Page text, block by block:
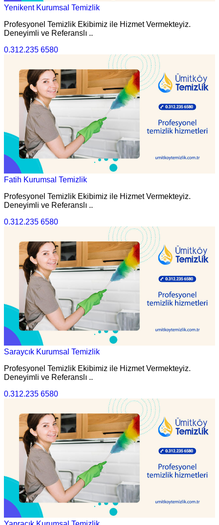
Yenikent Kurumsal Temizlik
Profesyonel Temizlik Ekibimiz ile Hizmet Vermekteyiz.
Deneyimli ve Referanslı ..
0.312.235 6580
Fatih Kurumsal Temizlik
Profesyonel Temizlik Ekibimiz ile Hizmet Vermekteyiz.
Deneyimli ve Referanslı ..
0.312.235 6580
Saraycık Kurumsal Temizlik
Profesyonel Temizlik Ekibimiz ile Hizmet Vermekteyiz.
Deneyimli ve Referanslı ..
0.312.235 6580